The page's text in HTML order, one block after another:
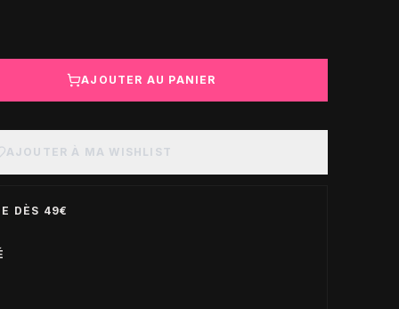
AJOUTER AU PANIER
AJOUTER À MA WISHLIST
DÈS 49€